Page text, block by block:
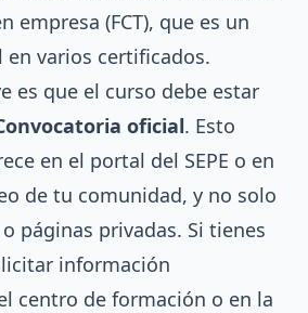
empresa (FCT), que es un
varios certificados.
es que el curso debe estar
oficial. Esto
en el portal del SEPE o en
de tu comunidad, y no solo
páginas privadas. Si tienes
información
centro de formación o en la